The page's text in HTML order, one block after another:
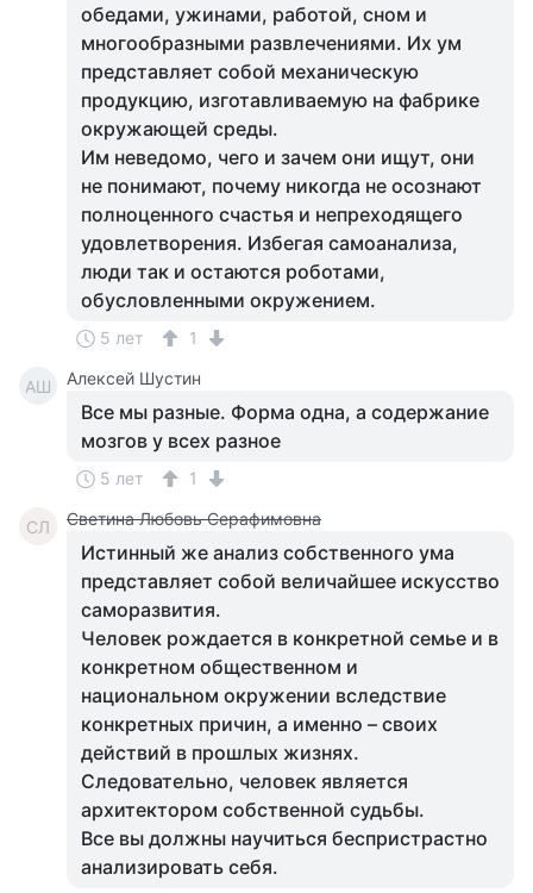
обедами, ужинами, работой, сном и
многообразными развлечениями. Их ум
представляет собой механическую
продукцию, изготавливаемую на фабрике
окружающей среды.
Им неведомо, чего и зачем они ищут, они
не понимают, почему никогда не осознают
полноценного счастья и непреходящего
удовлетворения. Избегая самоанализа,
люди так и остаются роботами,
обусловленными окружением.
5 лет 1
АШ Алексей Шустин
Все мы разные. Форма одна, а содержание
мозгов у всех разное
5 лет 1
СЛ Светина Любовь Серафимовна
Истинный же анализ собственного ума
представляет собой величайшее искусство
саморазвития.
Человек рождается в конкретной семье и в
конкретном общественном и
национальном окружении вследствие
конкретных причин, а именно – своих
действий в прошлых жизнях.
Следовательно, человек является
архитектором собственной судьбы.
Все вы должны научиться беспристрастно
анализировать себя.